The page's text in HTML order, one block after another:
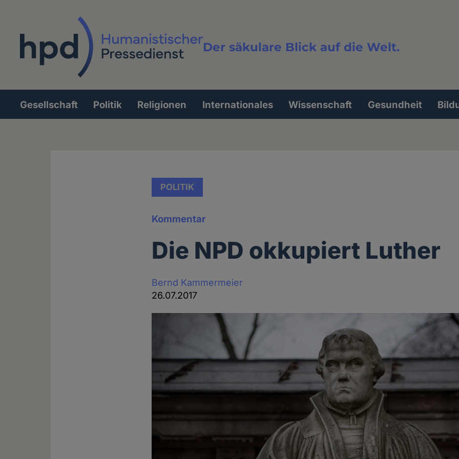
Der säkulare Blick auf die Welt.
Volltextsuche
Hauptnavigation
Gesellschaft Politik Religionen Internationales Wissenschaft Gesundheit
POLITIK
Kommentar
Die NPD okkupiert Luther
Bernd Kammermeier
26.07.2017